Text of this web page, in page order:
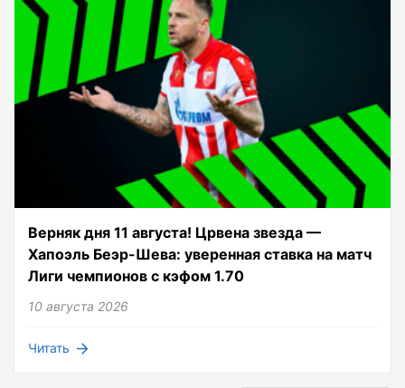
Верняк дня 11 августа! Црвена звезда —
Хапоэль Беэр-Шева: уверенная ставка на матч
Лиги чемпионов с кэфом 1.70
10 августа 2026
Читать